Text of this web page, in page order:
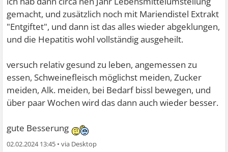
gemacht, und zusätzlich noch mit Mariendistel Extrakt
"Entgiftet", und dann ist das alles wieder abgeklungen,
und die Hepatitis wohl vollständig ausgeheilt.
versuch relativ gesund zu leben, angemessen zu
essen, Schweinefleisch möglichst meiden, Zucker
meiden, Alk. meiden, bei Bedarf bissl bewegen, und
über paar Wochen wird das dann auch wieder besser.
gute Besserung
02.02.2024 13:45 •